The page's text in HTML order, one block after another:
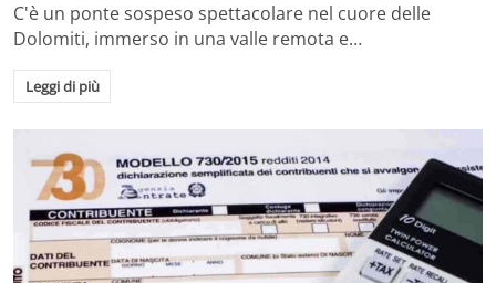
C'è un ponte sospeso spettacolare nel cuore delle
Dolomiti, immerso in una valle remota e…
Leggi di più